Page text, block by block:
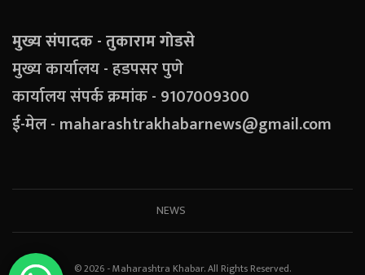
मुख्य संपादक - तुकाराम गोडसे
मुख्य कार्यालय - हडपसर पुणे
कार्यालय संपर्क क्रमांक - 9107009300
ई-मेल - maharashtrakhabarnews@gmail.com
NEWS
© 2026 - Maharashtra Khabar. All Rights Reserved.